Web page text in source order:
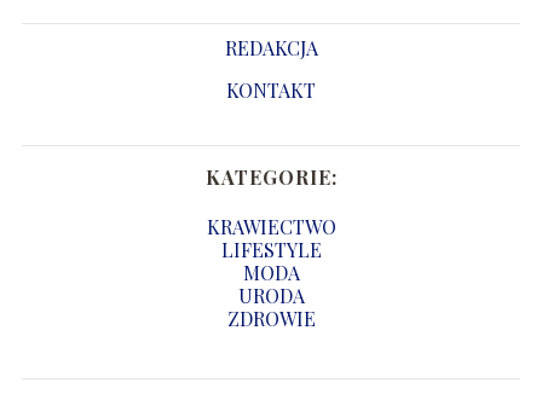
REDAKCJA
KONTAKT
KATEGORIE:
KRAWIECTWO
LIFESTYLE
MODA
URODA
ZDROWIE